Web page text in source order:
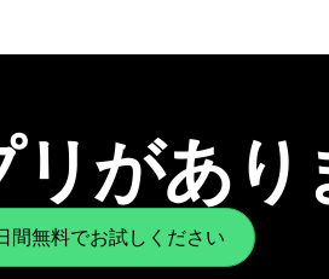
があり
間無料でお試しください